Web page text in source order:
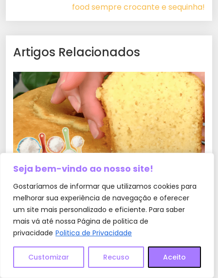
Seja bem-vindo ao nosso site!
Gostaríamos de informar que utilizamos cookies para
melhorar sua experiência de navegação e oferecer
um site mais personalizado e eficiente. Para saber
mais vá até nossa Página de politica de
privacidade Politica de Privacidade
Customizar Recuso Aceito
food sempre crocante e sequinha!
Artigos Relacionados
Experimente o Bolo 5 Xícaras que é
simplesmente maravilhoso